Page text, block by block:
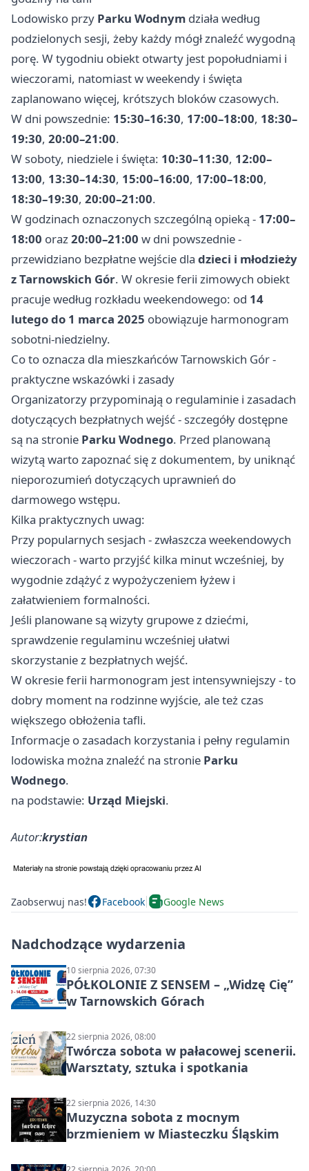
Lodowisko przy Parku Wodnym działa według
podzielonych sesji, żeby każdy mógł znaleźć wygodną
porę. W tygodniu obiekt otwarty jest popołudniami i
wieczorami, natomiast w weekendy i święta
zaplanowano więcej, krótszych bloków czasowych.
W dni powszednie: 15:30–16:30, 17:00–18:00, 18:30–
19:30, 20:00–21:00.
W soboty, niedziele i święta: 10:30–11:30, 12:00–
13:00, 13:30–14:30, 15:00–16:00, 17:00–18:00,
18:30–19:30, 20:00–21:00.
W godzinach oznaczonych szczególną opieką - 17:00–
18:00 oraz20:00–21:00 w dni powszednie -
przewidziano bezpłatne wejście dla dzieci i młodzieży
z Tarnowskich Gór. W okresie ferii zimowych obiekt
pracuje według rozkładu weekendowego: od 14
lutego do 1 marca 2025 obowiązuje harmonogram
sobotni-niedzielny.
Co to oznacza dla mieszkańców Tarnowskich Gór -
praktyczne wskazówki i zasady
Organizatorzy przypominają o regulaminie i zasadach
dotyczących bezpłatnych wejść - szczegóły dostępne
są na stronie Parku Wodnego. Przed planowaną
wizytą warto zapoznać się z dokumentem, by uniknąć
nieporozumień dotyczących uprawnień do
darmowego wstępu.
Kilka praktycznych uwag:
Przy popularnych sesjach - zwłaszcza weekendowych
wieczorach - warto przyjść kilka minut wcześniej, by
wygodnie zdążyć z wypożyczeniem łyżew i
załatwieniem formalności.
Jeśli planowane są wizyty grupowe z dziećmi,
sprawdzenie regulaminu wcześniej ułatwi
skorzystanie z bezpłatnych wejść.
W okresie ferii harmonogram jest intensywniejszy - to
dobry moment na rodzinne wyjście, ale też czas
większego obłożenia tafli.
Informacje o zasadach korzystania i pełny regulamin
lodowiska można znaleźć na stronie Parku
Wodnego.
na podstawie: Urząd Miejski.
Autor:krystian
Zaobserwuj nas! Facebook Google News
Nadchodzące wydarzenia
10 sierpnia 2026, 07:30
PÓŁKOLONIE Z SENSEM – „Widzę Cię”
w Tarnowskich Górach
22 sierpnia 2026, 08:00
Twórcza sobota w pałacowej scenerii.
Warsztaty, sztuka i spotkania
22 sierpnia 2026, 14:30
Muzyczna sobota z mocnym
brzmieniem w Miasteczku Śląskim